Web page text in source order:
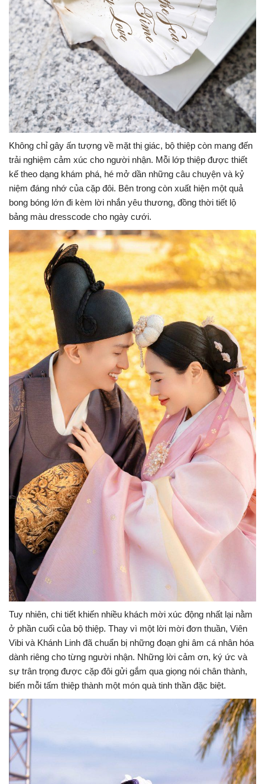
Không chỉ gây ấn tượng về mặt thị giác, bộ thiệp còn mang đến
trải nghiệm cảm xúc cho người nhận. Mỗi lớp thiệp được thiết
kế theo dạng khám phá, hé mở dần những câu chuyện và kỷ
niệm đáng nhớ của cặp đôi. Bên trong còn xuất hiện một quả
bong bóng lớn đi kèm lời nhắn yêu thương, đồng thời tiết lộ
bảng màu dresscode cho ngày cưới.
Tuy nhiên, chi tiết khiến nhiều khách mời xúc động nhất lại nằm
ở phần cuối của bộ thiệp. Thay vì một lời mời đơn thuần, Viên
Vibi và Khánh Linh đã chuẩn bị những đoạn ghi âm cá nhân hóa
dành riêng cho từng người nhận. Những lời cảm ơn, ký ức và
sự trân trọng được cặp đôi gửi gắm qua giọng nói chân thành,
biến mỗi tấm thiệp thành một món quà tinh thần đặc biệt.